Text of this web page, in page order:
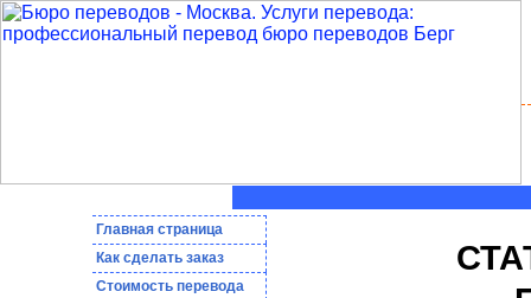
Главная страница
Как сделать заказ
Стоимость перевода